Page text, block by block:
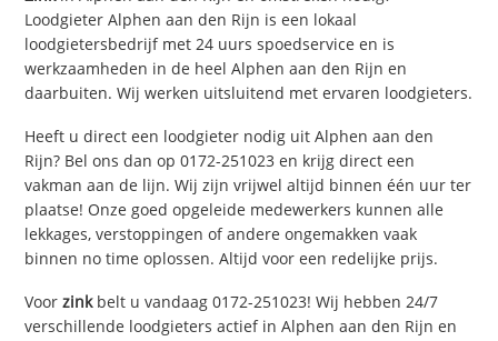
Loodgieter Alphen aan den Rijn is een lokaal
loodgietersbedrijf met 24 uurs spoedservice en is
werkzaamheden in de heel Alphen aan den Rijn en
daarbuiten. Wij werken uitsluitend met ervaren loodgieters.
Heeft u direct een loodgieter nodig uit Alphen aan den
Rijn? Bel ons dan op 0172-251023 en krijg direct een
vakman aan de lijn. Wij zijn vrijwel altijd binnen één uur ter
plaatse! Onze goed opgeleide medewerkers kunnen alle
lekkages, verstoppingen of andere ongemakken vaak
binnen no time oplossen. Altijd voor een redelijke prijs.
Voorzinkbelt u vandaag 0172-251023! Wij hebben 24/7
verschillende loodgieters actief in Alphen aan den Rijn en